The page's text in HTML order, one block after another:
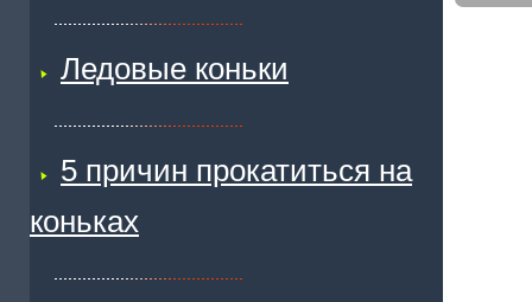
Ледовые коньки
5 причин прокатиться на
коньках